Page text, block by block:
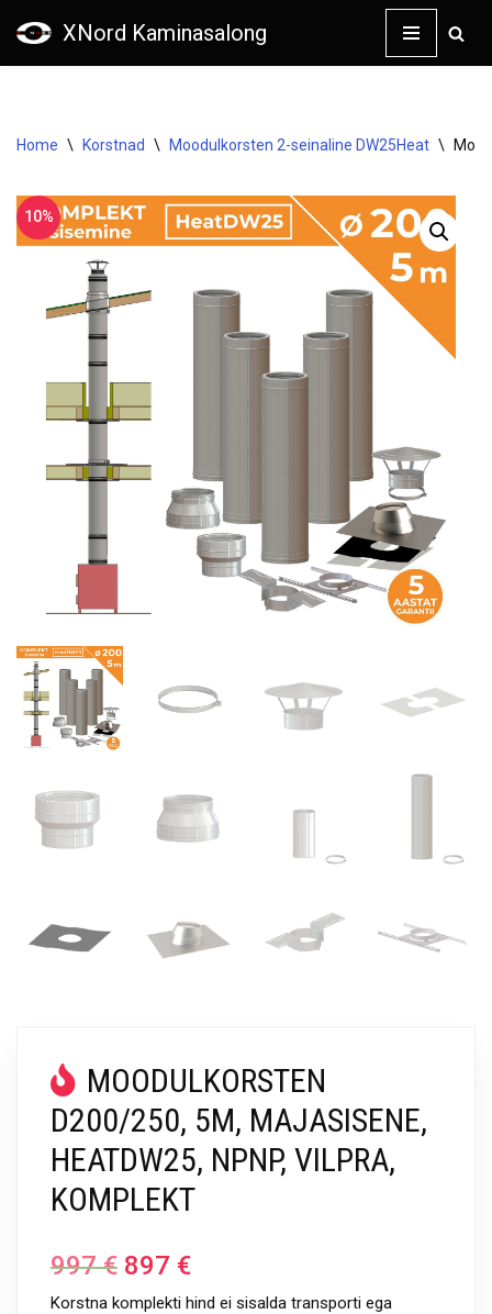
XNord Kaminasalong
Home \ Korstnad \ Moodulkorsten 2-seinaline DW25Heat \
10%
MOODULKORSTEN
D200/250, 5M, MAJASISENE,
HEATDW25, NPNP, VILPRA,
KOMPLEKT
997€ 897 €
Korstna komplekti hind ei sisalda transporti ega